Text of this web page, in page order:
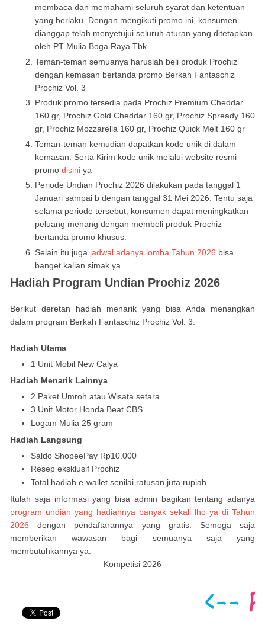
membaca dan memahami seluruh syarat dan ketentuan
yang berlaku. Dengan mengikuti promo ini, konsumen
dianggap telah menyetujui seluruh aturan yang ditetapkan
oleh PT Mulia Boga Raya Tbk.
Teman-teman semuanya haruslah beli produk Prochiz
dengan kemasan bertanda promo Berkah Fantaschiz
Prochiz Vol. 3
Produk promo tersedia pada Prochiz Premium Cheddar
160 gr, Prochiz Gold Cheddar 160 gr, Prochiz Spready 160
gr, Prochiz Mozzarella 160 gr, Prochiz Quick Melt 160 gr
Teman-teman kemudian dapatkan kode unik di dalam
kemasan. Serta Kirim kode unik melalui website resmi
promo disini ya
Periode Undian Prochiz 2026 dilakukan pada tanggal 1
Januari sampai b dengan tanggal 31 Mei 2026. Tentu saja
selama periode tersebut, konsumen dapat meningkatkan
peluang menang dengan membeli produk Prochiz
bertanda promo khusus.
Selain itu juga jadwal adanya lomba Tahun 2026 bisa
banget kalian simak ya
Hadiah Program Undian Prochiz 2026
Berikut deretan hadiah menarik yang bisa Anda menangkan
dalam program Berkah Fantaschiz Prochiz Vol. 3:
Hadiah Utama
1 Unit Mobil New Calya
Hadiah Menarik Lainnya
2 Paket Umroh atau Wisata setara
3 Unit Motor Honda Beat CBS
Logam Mulia 25 gram
Hadiah Langsung
Saldo ShopeePay Rp10.000
Resep eksklusif Prochiz
Total hadiah e-wallet senilai ratusan juta rupiah
Itulah saja informasi yang bisa admin bagikan tentang adanya
program undian yang hadiahnya banyak sekali lho ya di Tahun
2026 dengan pendaftarannya yang gratis. Semoga saja
memberikan wawasan bagi semuanya saja yang
membutuhkannya ya.
Kompetisi 2026